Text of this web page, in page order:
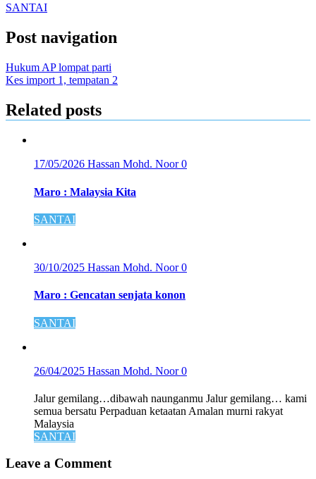
SANTAI
Post navigation
Hukum AP lompat parti
Kes import 1, tempatan 2
Related posts
17/05/2026 Hassan Mohd. Noor0
Maro : Malaysia Kita
SANTAI
30/10/2025 Hassan Mohd. Noor0
Maro : Gencatan senjata konon
SANTAI
26/04/2025 Hassan Mohd. Noor0
Jalur gemilang…dibawah naunganmu Jalur gemilang… kami
semua bersatu Perpaduan ketaatan Amalan murni rakyat
Malaysia
SANTAI
Leave a Comment